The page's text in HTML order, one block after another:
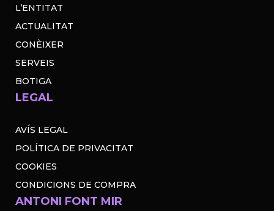
L’ENTITAT
ACTUALITAT
CONÈIXER
SERVEIS
BOTIGA
LEGAL
AVÍS LEGAL
POLÍTICA DE PRIVACITAT
COOKIES
CONDICIONS DE COMPRA
ANTONI FONT MIR